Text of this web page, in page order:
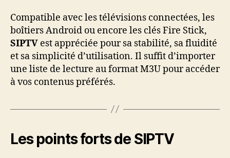
Compatible avec les télévisions connectées, les
boîtiers Android ou encore les clés Fire Stick,
SIPTV est appréciée pour sa stabilité, sa fluidité
et sa simplicité d’utilisation. Il suffit d’importer
une liste de lecture au format M3U pour accéder
à vos contenus préférés.
Les points forts de SIPTV